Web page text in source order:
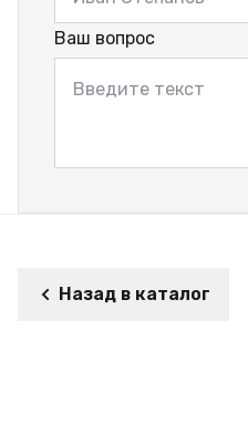
Ваш вопрос
Назад в каталог